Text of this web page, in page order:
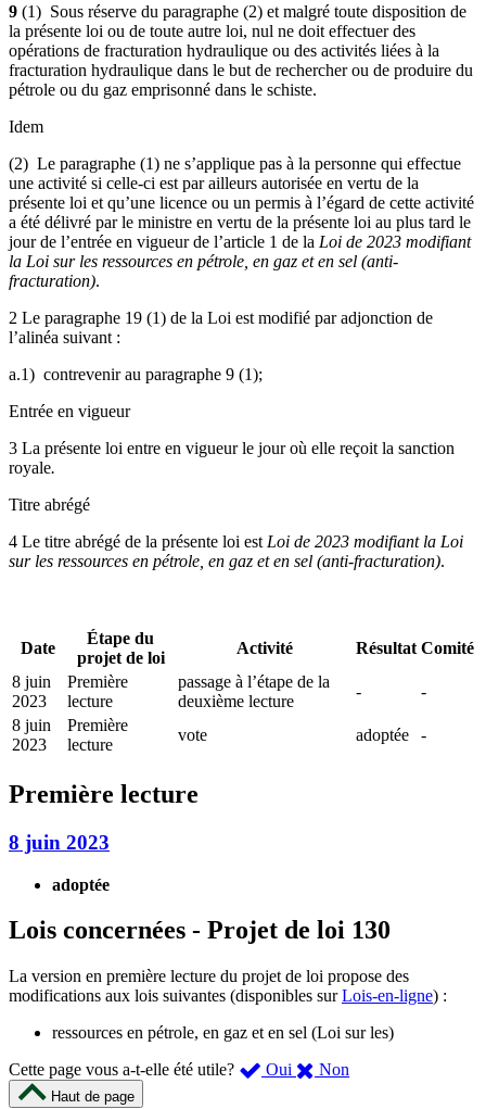
9 (1) Sous réserve du paragraphe (2) et malgré toute disposition de
la présente loi ou de toute autre loi, nul ne doit effectuer des
opérations de fracturation hydraulique ou des activités liées à la
fracturation hydraulique dans le but de rechercher ou de produire du
pétrole ou du gaz emprisonné dans le schiste.
Idem
(2) Le paragraphe (1) ne s’applique pas à la personne qui effectue
une activité si celle-ci est par ailleurs autorisée en vertu de la
présente loi et qu’une licence ou un permis à l’égard de cette activité
a été délivré par le ministre en vertu de la présente loi au plus tard le
jour de l’entrée en vigueur de l’article 1 de la Loi de 2023 modifiant
la Loi sur les ressources en pétrole, en gaz et en sel (anti-
fracturation).
2 Le paragraphe 19 (1) de la Loi est modifié par adjonction de
l’alinéa suivant :
a.1) contrevenir au paragraphe 9 (1);
Entrée en vigueur
3 La présente loi entre en vigueur le jour où elle reçoit la sanction
royale.
Titre abrégé
4 Le titre abrégé de la présente loi est Loi de 2023 modifiant la Loi
sur les ressources en pétrole, en gaz et en sel (anti-fracturation).
Date
Étape du
projet de loi
Activité Résultat Comité
8 juin
2023
Première
lecture
passage à l’étape de la
deuxième lecture
-
-
8 juin
2023
Première
lecture
vote adoptée -
Première lecture
8 juin 2023
adoptée
Lois concernées - Projet de loi 130
La version en première lecture du projet de loi propose des
modifications aux lois suivantes (disponibles surLois-en-ligne) :
ressources en pétrole, en gaz et en sel (Loi sur les)
Cette page vous a-t-elle été utile?
Oui ,
Non
Haut de page